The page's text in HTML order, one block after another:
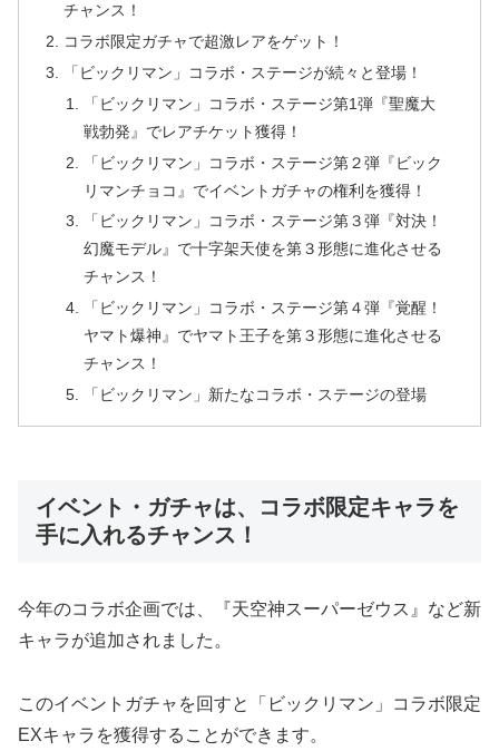
チャンス！
コラボ限定ガチャで超激レアをゲット！
「ビックリマン」コラボ・ステージが続々と登場！
「ビックリマン」コラボ・ステージ第1弾『聖魔大
戦勃発』でレアチケット獲得！
「ビックリマン」コラボ・ステージ第２弾『ビック
リマンチョコ』でイベントガチャの権利を獲得！
「ビックリマン」コラボ・ステージ第３弾『対決！
幻魔モデル』で十字架天使を第３形態に進化させる
チャンス！
「ビックリマン」コラボ・ステージ第４弾『覚醒！
ヤマト爆神』でヤマト王子を第３形態に進化させる
チャンス！
「ビックリマン」新たなコラボ・ステージの登場
イベント・ガチャは、コラボ限定キャラを
手に入れるチャンス！
今年のコラボ企画では、『天空神スーパーゼウス』など新
キャラが追加されました。
このイベントガチャを回すと「ビックリマン」コラボ限定
EXキャラを獲得することができます。